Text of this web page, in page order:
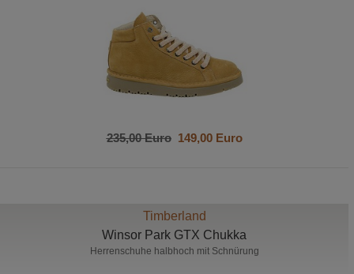
235,00 Euro149,00 Euro
Timberland
Winsor Park GTX Chukka
Herrenschuhe halbhoch mit Schnürung